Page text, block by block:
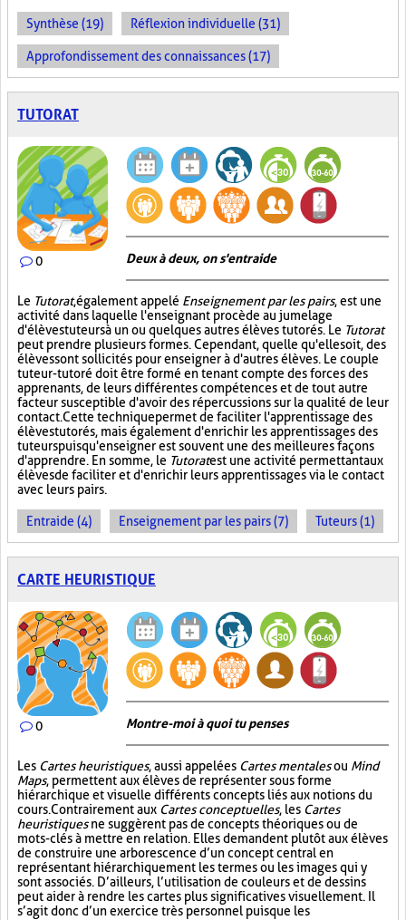
Synthèse (19) Réflexion individuelle (31)
Approfondissement des connaissances (17)
TUTORAT
0 Deux à deux, on s'entraide
Le Tutorat, également appelé Enseignement par les pairs, est une
activité dans laquelle l'enseignant procède au jumelage
d'élèves tuteurs à un ou quelques autres élèves tutorés. Le Tutorat
peut prendre plusieurs formes. Cependant, quelle qu'elle soit, des
élèves sont sollicités pour enseigner à d'autres élèves. Le couple
tuteur-tutoré doit être formé en tenant compte des forces des
apprenants, de leurs différentes compétences et de tout autre
facteur susceptible d'avoir des répercussions sur la qualité de leur
contact. Cette technique permet de faciliter l'apprentissage des
élèves tutorés, mais également d'enrichir les apprentissages des
tuteurs puisqu'enseigner est souvent une des meilleures façons
d'apprendre. En somme, le Tutoratest une activité permettant aux
élèves de faciliter et d'enrichir leurs apprentissages via le contact
avec leurs pairs.
Entraide (4) Enseignement par les pairs (7) Tuteurs (1)
CARTE HEURISTIQUE
0 Montre-moi à quoi tu penses
Les Cartes heuristiques, aussi appelées Cartes mentalesou Mind
Maps, permettent aux élèves de représenter sous forme
hiérarchique et visuelle différents concepts liés aux notions du
cours. Contrairement aux Cartes conceptuelles, les Cartes
heuristiquesne suggèrent pas de concepts théoriques ou de
mots-clés à mettre en relation. Elles demandent plutôt aux élèves
de construire une arborescence d’un concept central en
représentant hiérarchiquement les termes ou les images qui y
sont associés. D’ailleurs, l’utilisation de couleurs et de dessins
peut aider à rendre les cartes plus significatives visuellement. Il
s’agit donc d’un exercice très personnel puisque les